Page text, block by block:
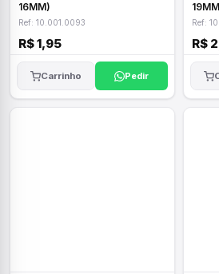
16MM)
Ref: 10.001.0093
R$ 1,95
Carrinho Pedir
Ref:
R$